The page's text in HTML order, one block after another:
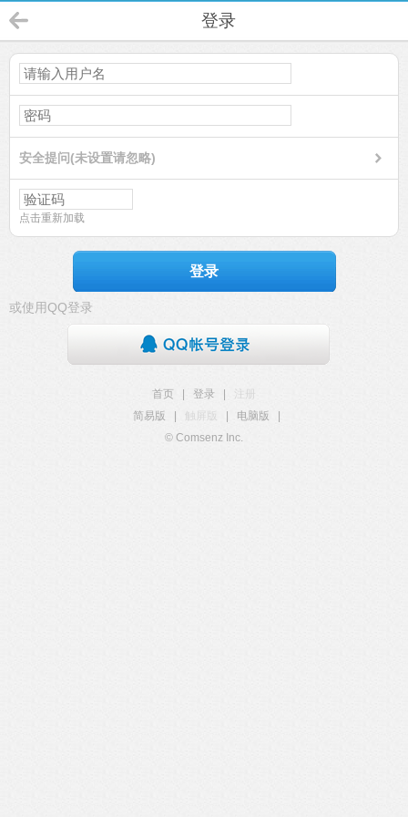
登录
安全提问(未设置请忽略)
点击重新加载
登录
或使用QQ登录
首页 登录
注册
简易版
触屏版 电脑版
© Comsenz Inc.